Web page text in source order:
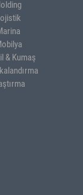
& Kumaş